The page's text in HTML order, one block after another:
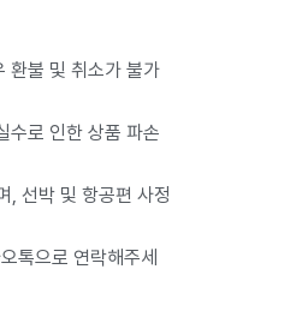
환불 및 취소가 불가
수로 인한 상품 파손
, 선박 및 항공편 사정
톡으로 연락해주세